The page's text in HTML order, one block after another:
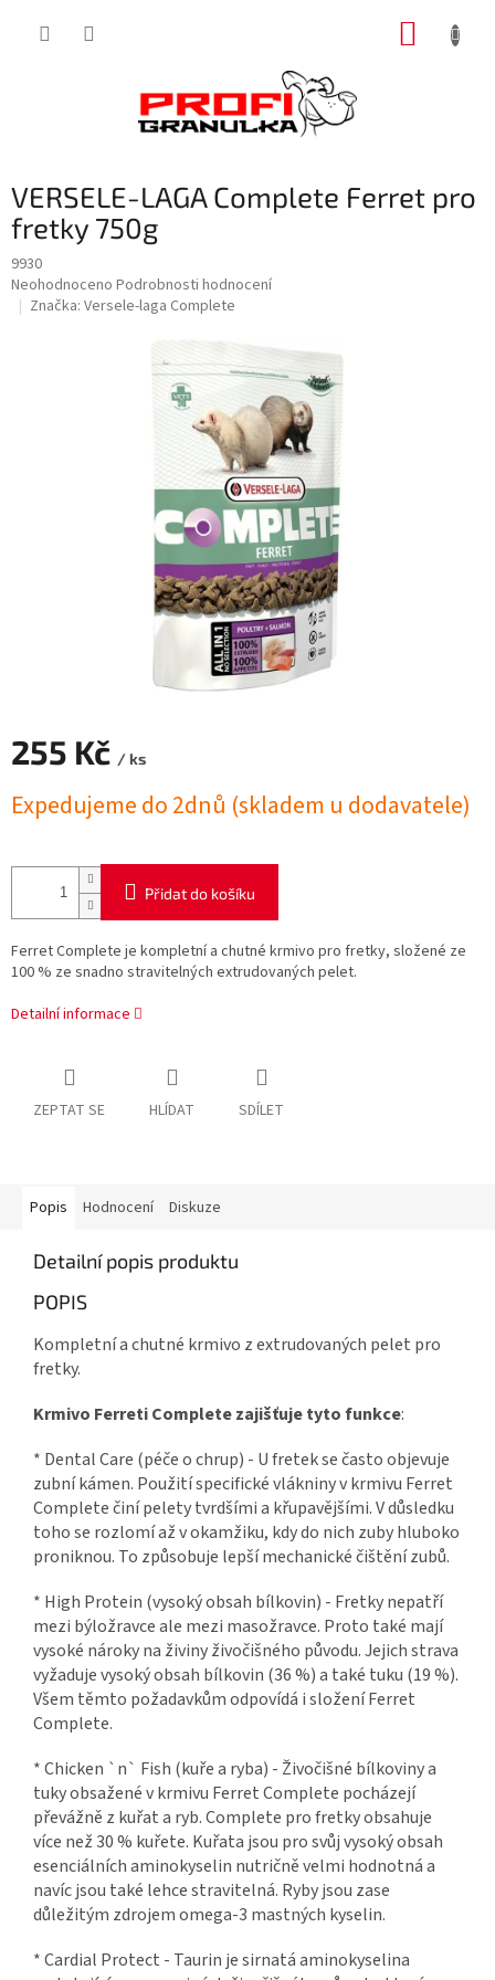
VERSELE-LAGA Complete Ferret pro
fretky 750g
9930
Průměrné
hodnocení
Neohodnoceno Podrobnosti hodnocení
Značka: Versele-laga Complete
255 Kč / ks
cena:
Expedujeme do 2dnů (skladem u dodavatele)
Přidat do košíku
Ferret Complete je kompletní a chutné krmivo pro fretky, složené ze
100 % ze snadno stravitelných extrudovaných pelet.
Detailní informace
ZEPTAT SE HLÍDAT SDÍLET
Popis Hodnocení Diskuze
Detailní popis produktu
POPIS
Kompletní a chutné krmivo z extrudovaných pelet pro
fretky.
Krmivo Ferreti Complete zajišťuje tyto funkce:
* Dental Care (péče o chrup) - U fretek se často objevuje
zubní kámen. Použití specifické vlákniny v krmivu Ferret
Complete činí pelety tvrdšími a křupavějšími. V důsledku
toho se rozlomí až v okamžiku, kdy do nich zuby hluboko
proniknou. To způsobuje lepší mechanické čištění zubů.
* High Protein (vysoký obsah bílkovin) - Fretky nepatří
mezi býložravce ale mezi masožravce. Proto také mají
vysoké nároky na živiny živočišného původu. Jejich strava
vyžaduje vysoký obsah bílkovin (36 %) a také tuku (19 %).
Všem těmto požadavkům odpovídá i složení Ferret
Complete.
* Chicken `n` Fish (kuře a ryba) - Živočišné bílkoviny a
tuky obsažené v krmivu Ferret Complete pocházejí
převážně z kuřat a ryb. Complete pro fretky obsahuje
více než 30 % kuřete. Kuřata jsou pro svůj vysoký obsah
esenciálních aminokyselin nutričně velmi hodnotná a
navíc jsou také lehce stravitelná. Ryby jsou zase
důležitým zdrojem omega-3 mastných kyselin.
* Cardial Protect - Taurin je sirnatá aminokyselina